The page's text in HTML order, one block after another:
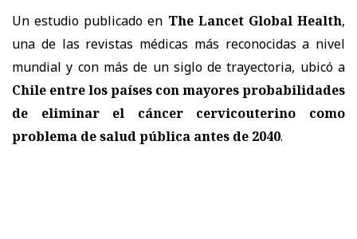
Un estudio publicado en The Lancet Global Health,
una de las revistas médicas más reconocidas a nivel
mundial y con más de un siglo de trayectoria, ubicó a
Chile entre los países con mayores probabilidades
de eliminar el cáncer cervicouterino como
problema de salud pública antes de 2040.